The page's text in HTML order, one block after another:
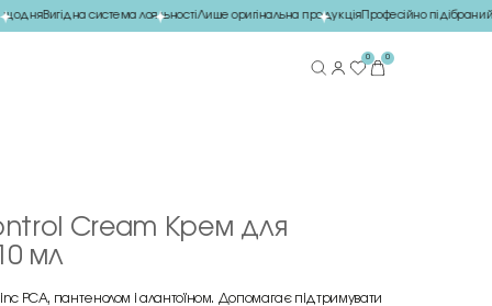
Вигідна система лояльностіЛише оригінальна продукціяПрофесійно підібраний
0 0
Cream Крем для
мл
PCA, пантенолом і алантоїном. Допомагає підтримувати